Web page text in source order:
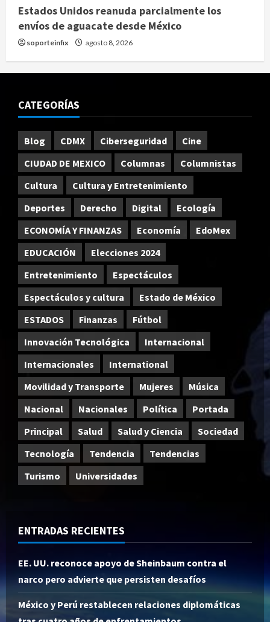
Estados Unidos reanuda parcialmente los
envíos de aguacate desde México
soporteinfix agosto 8, 2026
CATEGORÍAS
Blog CDMX Ciberseguridad
Cine
CIUDAD DE MEXICO
Columnas
Columnistas
Cultura
Cultura y Entretenimiento
Deportes
Derecho Digital
Ecología
ECONOMÍA Y FINANZAS
Economía
EdoMex
EDUCACIÓN
Elecciones 2024
Entretenimiento
Espectáculos
Espectáculos y cultura
Estado de México
ESTADOS
Finanzas
Fútbol
Innovación Tecnológica
Internacional
Internacionales
International
Movilidad y Transporte
Mujeres
Música
Nacional
Nacionales Política
Portada
Principal
Salud Salud y Ciencia
Sociedad
Tecnología
Tendencia
Tendencias
Turismo
Universidades
ENTRADAS RECIENTES
EE. UU. reconoce apoyo de Sheinbaum contra el
narco pero advierte que persisten desafíos
México y Perú restablecen relaciones diplomáticas